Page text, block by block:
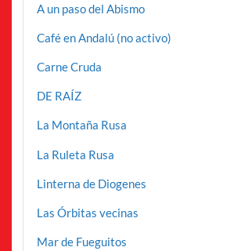
A un paso del Abismo
Café en Andalú (no activo)
Carne Cruda
DE RAÍZ
La Montaña Rusa
La Ruleta Rusa
Linterna de Diogenes
Las Órbitas vecinas
Mar de Fueguitos